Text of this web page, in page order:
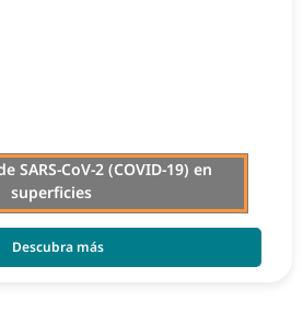
SARS-CoV-2 (COVID-19) en
superficies
Descubra más